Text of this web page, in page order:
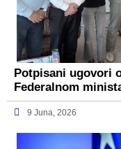
Potpisani ugovori
Federalnom
9 Juna, 2026